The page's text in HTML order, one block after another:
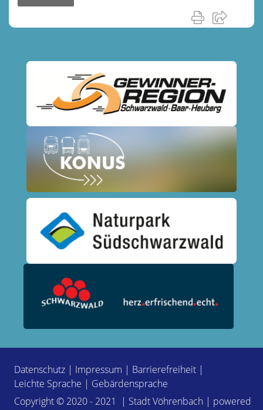
Datenschutz | Impressum | Barrierefreiheit |
Leichte Sprache | Gebärdensprache
Copyright © 2020 - 2021 | Stadt Vöhrenbach | powered